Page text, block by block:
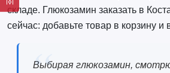
складе. Глюкозамин заказать в
сейчас: добавьте товар в корзину и
Выбирая глюкозамин,